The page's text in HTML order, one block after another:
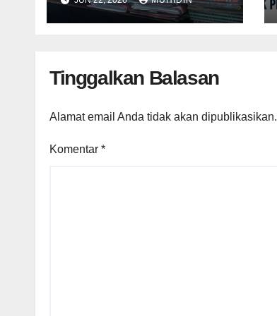
Tinggalkan Balasan
Alamat email Anda tidak akan dipublikasikan.
Komentar *